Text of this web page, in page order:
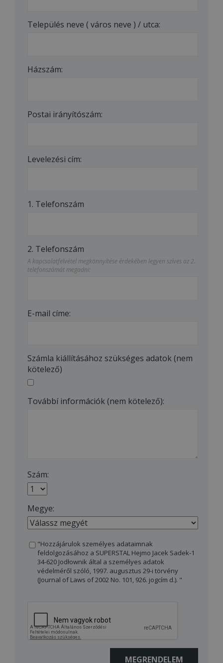
Település neve ( város neve ) / utca:
Házszám:
Postai irányítószám:
Levelezési cím:
1. Telefonszám
2. Telefonszám
A kapcsolatfelvétel megkönnyítése érdekében legyen szíves az 2.
telefonszámát megadni:
E-mail címe:
Számla kiállításához szükséges adatok (nem
kötelező)
Továbbí információk (nem kötelező):
Szám:
Megye:
"Hozzájárulok személyes adataimnak
feldolgozásához a SUPERSTAL Hejmo Jacek Sadek-1
34-620 Jodłownik által a személyes adatok
védelméről szóló, 1997. augusztus 29-i törvény
(Journal of Laws of 2002 No. 101, 926. jogcím d.). "